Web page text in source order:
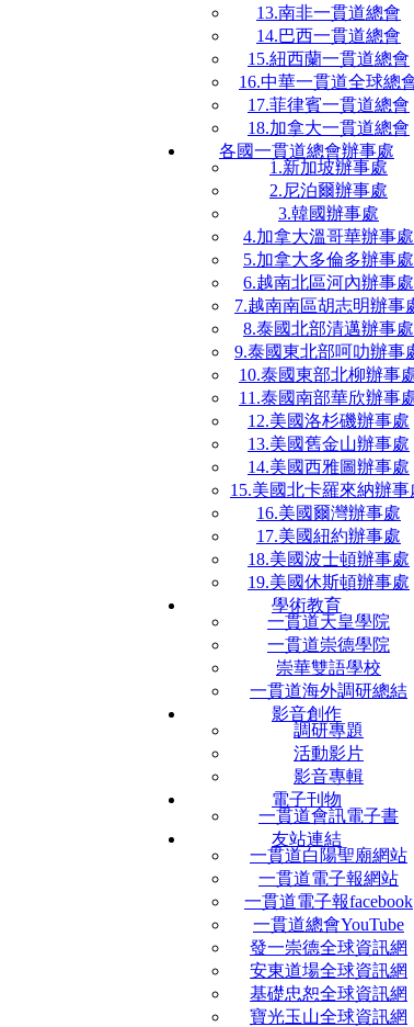
13.南非一貫道總會
14.巴西一貫道總會
15.紐西蘭一貫道總會
16.中華一貫道全球總
17.菲律賓一貫道總會
18.加拿大一貫道總會
各國一貫道總會辦事處
1.新加坡辦事處
2.尼泊爾辦事處
3.韓國辦事處
4.加拿大溫哥華辦事處
5.加拿大多倫多辦事處
6.越南北區河內辦事處
7.越南南區胡志明辦事
8.泰國北部清邁辦事處
9.泰國東北部呵叻辦事
10.泰國東部北柳辦事
11.泰國南部華欣辦事
12.美國洛杉磯辦事處
13.美國舊金山辦事處
14.美國西雅圖辦事處
15.美國北卡羅來納辦事
16.美國爾灣辦事處
17.美國紐約辦事處
18.美國波士頓辦事處
19.美國休斯頓辦事處
學術教育
一貫道天皇學院
一貫道崇德學院
崇華雙語學校
一貫道海外調研總結
影音創作
調研專題
活動影片
影音專輯
電子刊物
一貫道會訊電子書
友站連結
一貫道白陽聖廟網站
一貫道電子報網站
一貫道電子報facebook
一貫道總會YouTube
發一崇德全球資訊網
安東道場全球資訊網
基礎忠恕全球資訊網
寶光玉山全球資訊網